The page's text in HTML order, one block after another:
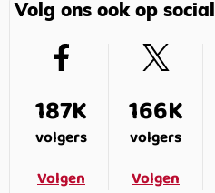
Volg ons ook op social
187K
volgers
Volgen
166K
volgers
Volgen